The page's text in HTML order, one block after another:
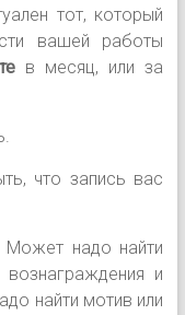
тот, который
вашей работы
в месяц, или за
что запись вас
Может надо найти
и
найти мотив или